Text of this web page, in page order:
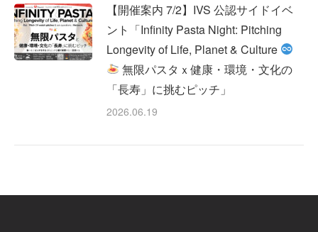
【開催案内 7/2】IVS 公認サイドイベ
ント「Infinity Pasta Night: Pitching
Longevity of Life, Planet & Culture
無限パスタｘ健康・環境・文化の
「長寿」に挑むピッチ」
2026.06.19